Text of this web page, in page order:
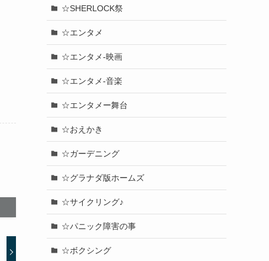
☆SHERLOCK祭
☆エンタメ
☆エンタメ-映画
☆エンタメ-音楽
☆エンタメー舞台
☆おえかき
☆ガーデニング
☆グラナダ版ホームズ
☆サイクリング♪
☆パニック障害の事
☆ボクシング